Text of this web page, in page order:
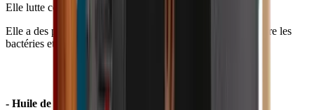
Elle lutte contre le vieillissement cutané.
Elle a des propriétés antiseptiques formant une barrière contre les
bactéries et les virus.
- Huile de jojoba